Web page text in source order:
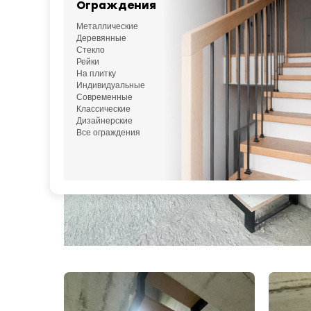
Металлические
Деревянные
Стекло
Рейки
На плитку
Индивидуальные
Современные
Классические
Дизайнерские
Все ограждения
Ограждения